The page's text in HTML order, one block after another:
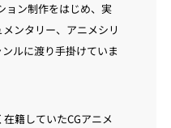
ョン制作をはじめ、実
ンタリー、アニメシリ
ルに渡り手掛けていま
籍していたCGアニメ